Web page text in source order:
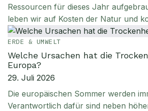
Ressourcen für dieses Jahr
leben wir auf Kosten der Natur und
ERDE & UMWELT
Welche Ursachen hat die
Europa?
29. Juli 2026
Die europäischen Sommer werden
Verantwortlich dafür sind neben